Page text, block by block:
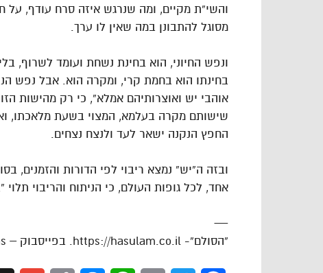
והשי”ת מקיים, ומה שנרגש איזה סרח עודף,
מסוגל להתבונן במה שאין לו ערך.
ונפש החיוני, הוא בחינת נשחת ועומד לשרוף,
בחינתו הוא בחמת קרי, ומקרה הוא. אבל נפש
אוהבי יש ואוצרותיהם אמלא”, כי רק מהישות
שישותם מקרה בעלמא, המצוי בשעת מלאכתו,
החפץ הנקנה ישאר לעד ולנצח נצחים.
ובזה ה”יש” נמצא ריבוי לפי הדורות והזמנים,
אחד, לכל גופות העולם, כי הניתוח והריבוי תלוי
—
“הסולם”- https://hasulam.co.il. בפייסבוק – http://facebook.com/hasulams